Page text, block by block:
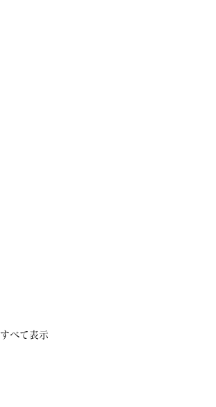
すべて表示